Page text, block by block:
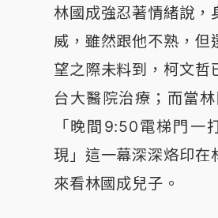
林國成強忍著情緒說，
威，雖然跟他不熟，但
望之際未料到，柯文哲
台大醫院治療；而當
「晚間9:50電梯門一
現」這一幕深深烙印在
來看林國成兒子。